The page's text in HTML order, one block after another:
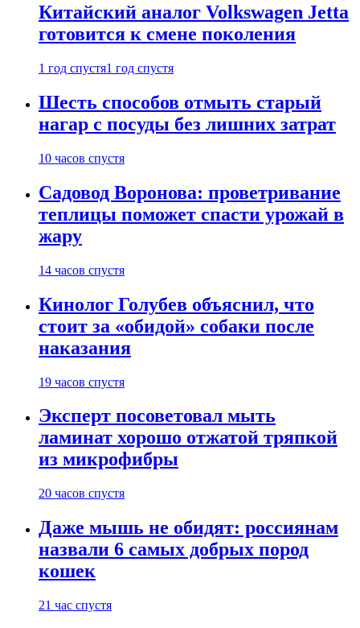
Китайский аналог Volkswagen Jetta
готовится к смене поколения
1 год спустя1 год спустя
Шесть способов отмыть старый
нагар с посуды без лишних затрат
10 часов спустя
Садовод Воронова: проветривание
теплицы поможет спасти урожай в
жару
14 часов спустя
Кинолог Голубев объяснил, что
стоит за «обидой» собаки после
наказания
19 часов спустя
Эксперт посоветовал мыть
ламинат хорошо отжатой тряпкой
из микрофибры
20 часов спустя
Даже мышь не обидят: россиянам
назвали 6 самых добрых пород
кошек
21 час спустя